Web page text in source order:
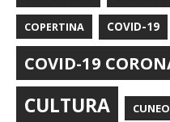
COPERTINA COVID-19
COVID-19
CULTURA CUNEO